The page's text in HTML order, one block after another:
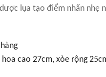
lụa tạo điểm nhấn nhẹ
hoa cao 27cm, xòe rộng